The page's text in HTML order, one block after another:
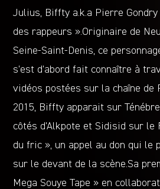
Julius, Biffty a.k.a Pierre
des rappeurs ».Originaire de
Seine-Saint-Denis, ce
s’est d’abord fait connaître à
vidéos postées sur la chaîne de
2015, Biffty apparait sur
côtés d’Alkpote et Sidisid sur le
du fric », un appel au don qui le
sur le devant de la scène.Sa
Mega Souye Tape » en